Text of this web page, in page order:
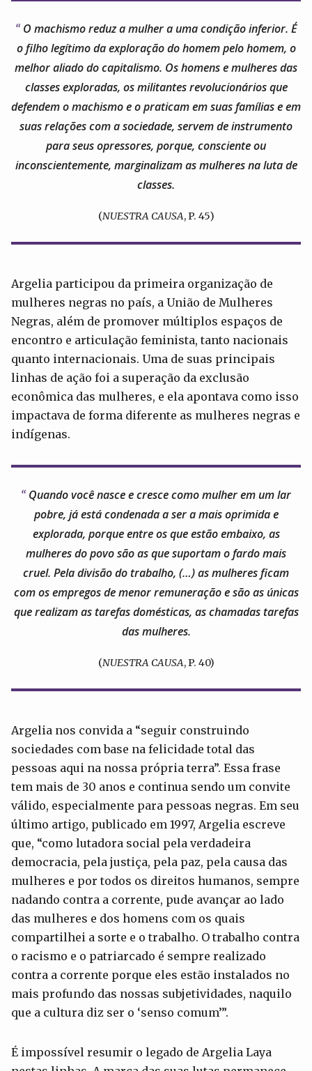
O machismo reduz a mulher a uma condição inferior. É
o filho legítimo da exploração do homem pelo homem, o
melhor aliado do capitalismo. Os homens e mulheres das
classes exploradas, os militantes revolucionários que
defendem o machismo e o praticam em suas famílias e em
suas relações com a sociedade, servem de instrumento
para seus opressores, porque, consciente ou
inconscientemente, marginalizam as mulheres na luta de
classes.
(NUESTRA CAUSA, P. 45)
Argelia participou da primeira organização de
mulheres negras no país, a União de Mulheres
Negras, além de promover múltiplos espaços de
encontro e articulação feminista, tanto nacionais
quanto internacionais. Uma de suas principais
linhas de ação foi a superação da exclusão
econômica das mulheres, e ela apontava como isso
impactava de forma diferente as mulheres negras e
indígenas.
Quando você nasce e cresce como mulher em um lar
pobre, já está condenada a ser a mais oprimida e
explorada, porque entre os que estão embaixo, as
mulheres do povo são as que suportam o fardo mais
cruel. Pela divisão do trabalho, (…) as mulheres ficam
com os empregos de menor remuneração e são as únicas
que realizam as tarefas domésticas, as chamadas tarefas
das mulheres.
(NUESTRA CAUSA, P. 40)
Argelia nos convida a “seguir construindo
sociedades com base na felicidade total das
pessoas aqui na nossa própria terra”. Essa frase
tem mais de 30 anos e continua sendo um convite
válido, especialmente para pessoas negras. Em seu
último artigo, publicado em 1997, Argelia escreve
que, “como lutadora social pela verdadeira
democracia, pela justiça, pela paz, pela causa das
mulheres e por todos os direitos humanos, sempre
nadando contra a corrente, pude avançar ao lado
das mulheres e dos homens com os quais
compartilhei a sorte e o trabalho. O trabalho contra
o racismo e o patriarcado é sempre realizado
contra a corrente porque eles estão instalados no
mais profundo das nossas subjetividades, naquilo
que a cultura diz ser o ‘senso comum’”.
É impossível resumir o legado de Argelia Laya